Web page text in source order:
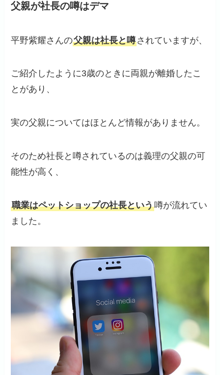
父親が社長の噂はデマ
平野紫耀さんの父親は社長と噂されていますが、
ご紹介したように3歳のときに両親が離婚したこ
とがあり、
実の父親についてはほとんど情報がありません。
そのため社長と噂されているのは義理の父親の可
能性が高く、
職業はペットショップの社長という噂が流れてい
ました。